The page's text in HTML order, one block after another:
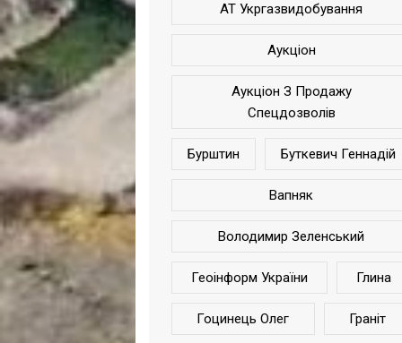
АТ Укргазвидобування
Аукціон
Аукціон З Продажу
Спецдозволів
Бурштин Буткевич Геннадій
Вапняк
Володимир Зеленський
Геоінформ України Глина
Гоцинець Олег Граніт